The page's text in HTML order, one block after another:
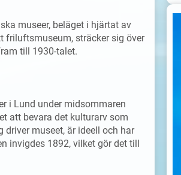
museer, beläget i hjärtat av
friluftsmuseum, sträcker sig över
till 1930-talet.
i Lund under midsommaren
att bevara det kulturarv som
museet, är ideell och har
invigdes 1892, vilket gör det till